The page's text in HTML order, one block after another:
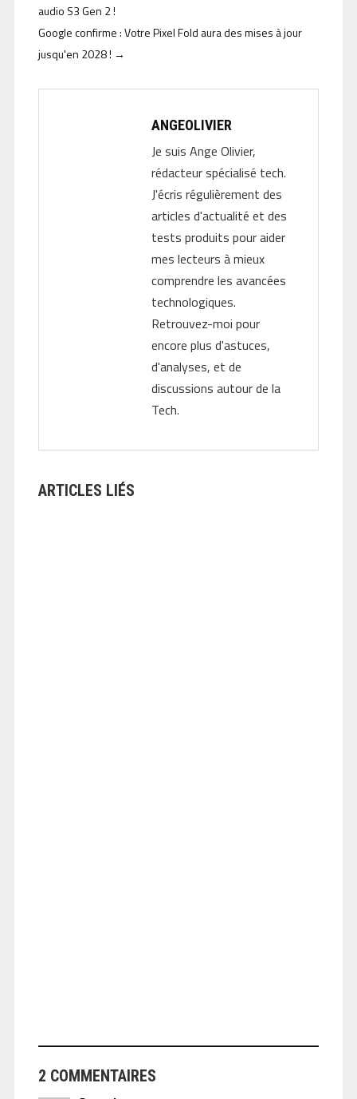
audio S3 Gen 2 !
Google confirme : Votre Pixel Fold aura des mises à jour
jusqu'en 2028 ! →
ANGEOLIVIER
Je suis Ange Olivier,
rédacteur spécialisé tech.
J'écris régulièrement des
articles d'actualité et des
tests produits pour aider
mes lecteurs à mieux
comprendre les avancées
technologiques.
Retrouvez-moi pour
encore plus d'astuces,
d'analyses, et de
discussions autour de la
Tech.
ARTICLES LIÉS
2 COMMENTAIRES